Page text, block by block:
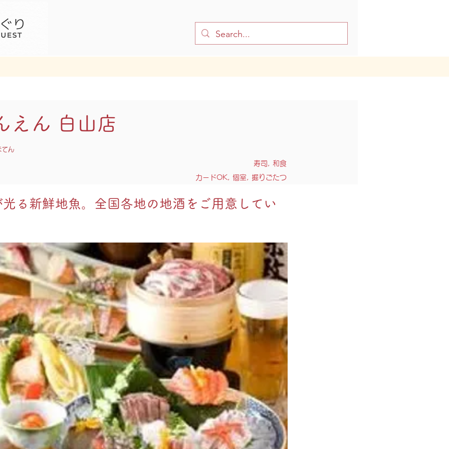
えん 白山店
てん
寿司, 和食
カードOK, 個室, 掘りごたつ
る新鮮地魚。全国各地の地酒をご用意してい